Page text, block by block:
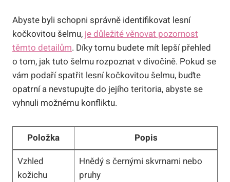
Abyste byli schopni správně identifikovat lesní
kočkovitou šelmu, je důležité věnovat pozornost
těmto detailům. Díky tomu budete mít lepší přehled
o tom, jak tuto šelmu rozpoznat v divočině. Pokud se
vám podaří spatřit lesní kočkovitou šelmu, buďte
opatrní a nevstupujte do jejího teritoria, abyste se
vyhnuli možnému konfliktu.
Položka
Popis
Vzhled
kožichu
Hnědý s černými skvrnami nebo
pruhy